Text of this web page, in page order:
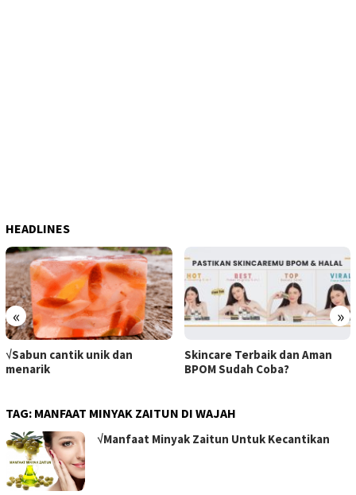
HEADLINES
« »
√Sabun cantik unik dan
menarik
Skincare Terbaik dan Aman
BPOM Sudah Coba?
TAG: MANFAAT MINYAK ZAITUN DI WAJAH
√Manfaat Minyak Zaitun Untuk Kecantikan